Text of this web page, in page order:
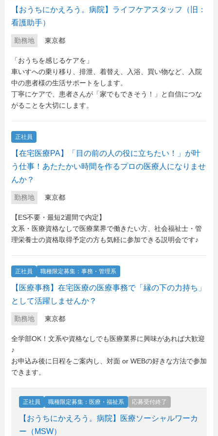
【おうちにかえろう。病院】ライフケアスタッフ（旧：
看護助手）
勤務地 東京都
「おうちを感じるケアを」
車いすへの乗り移り、排泄、着替え、入浴、買い物など、入院
中の患者様の生活サポートをします。
丁寧にケアで、患者さんが「家でもできそう！」と自信につな
がることを大切にします。
正社員
【在宅医療PA】「目の前の人の役に立ちたい！」が叶
う仕事！あたたかい時間を作るプロの医療人になりませ
んか？
勤務地 東京都
【ES不要・最短2週間で内定】
文系・医療資格なしで医療業界で働きたい方、社会福祉士・管
理栄養士の資格取得予定の方も気軽に参加できる説明会です♪
正社員 職種限定募集：事務・管理系
【医療事務】在宅医療の医療事務で「縁の下の力持ち」
として活躍しませんか？
勤務地 東京都
全学部OK！文系や資格なしでも医療業界に興味があれば大歓迎
♪
お申込み後に日程をご案内し、対面 or WEBの好きな方法で参加
できます。
正社員 職種限定募集：医療・福祉系 応募受付終了
【おうちにかえろう。病院】医療ソーシャルワーカ
ー（MSW）